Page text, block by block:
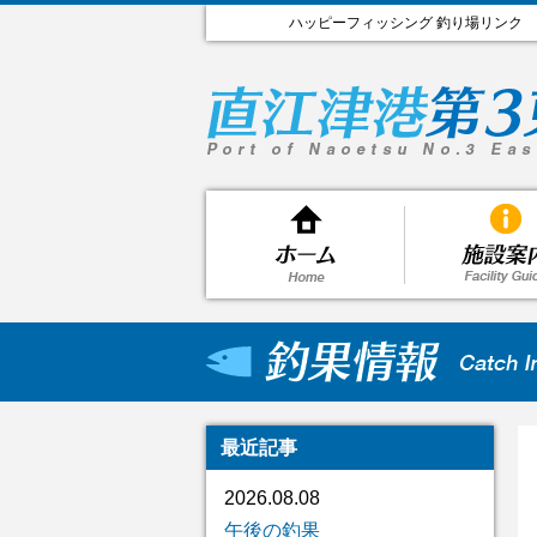
ハッピーフィッシング 釣り場リンク
最近記事
2026.08.08
午後の釣果